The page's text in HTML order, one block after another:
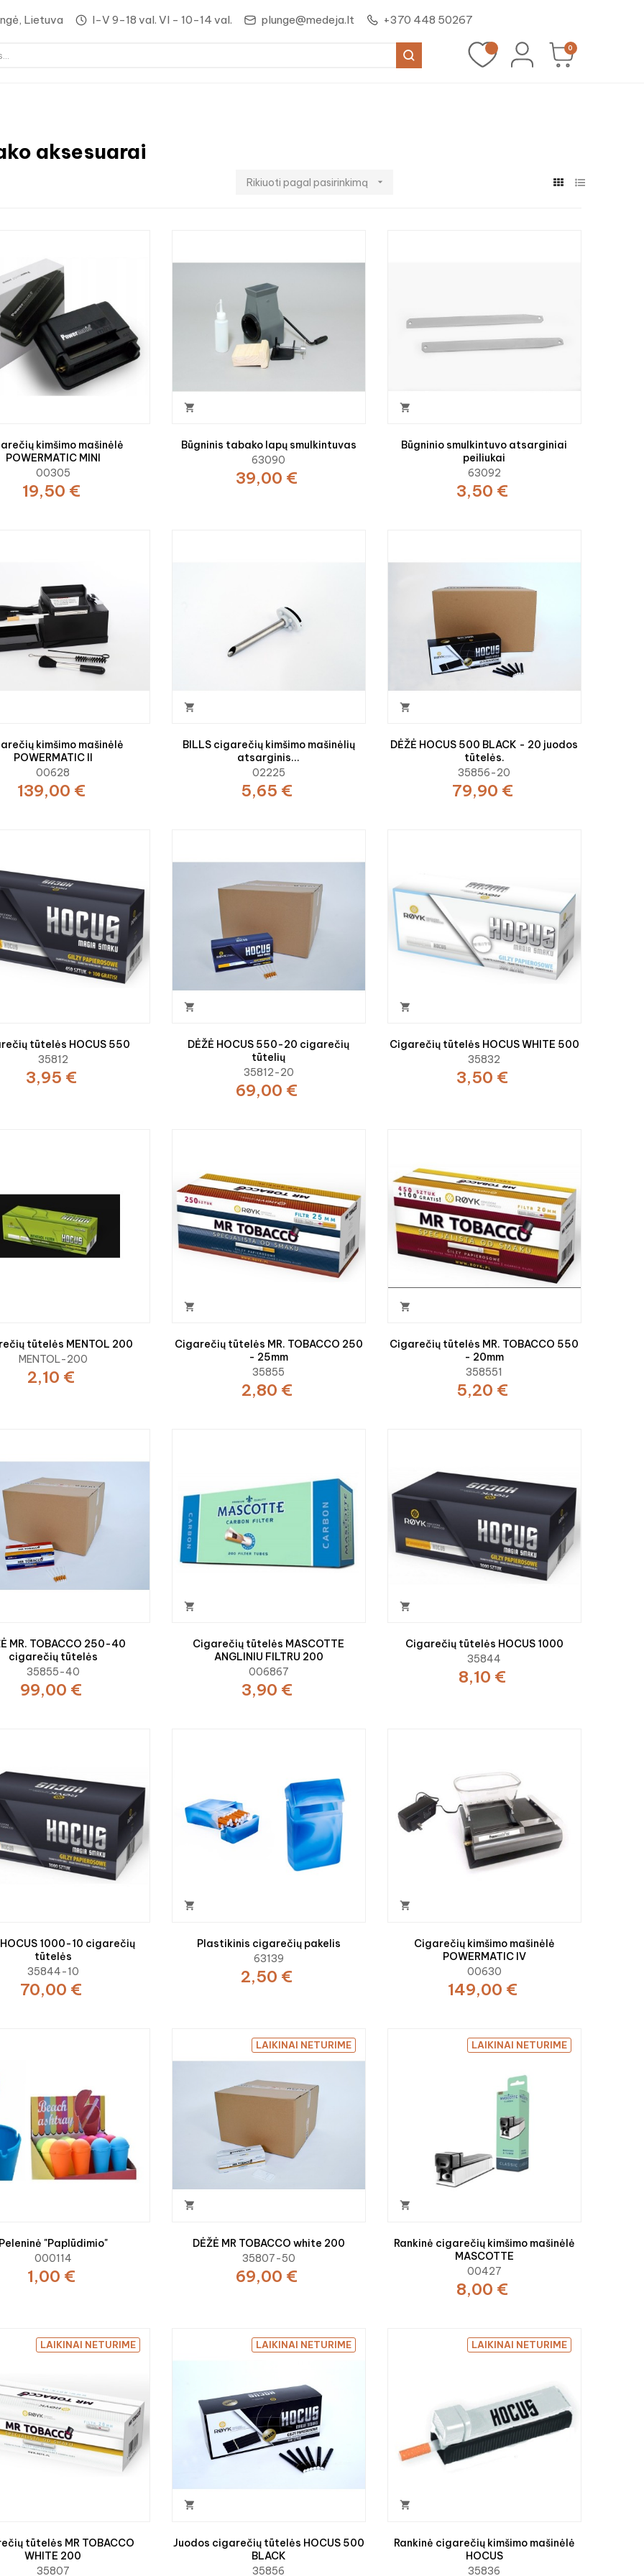
Lietuva I-V 9-18 val. VI - 10-14 val. plunge@medeja.lt +370 448 50267
0
aksesuarai
Rikiuoti pagal pasirinkimą 
kimšimo mašinėlė
POWERMATIC MINI
00305
19,50 €

Būgninis tabako lapų smulkintuvas
63090
39,00 €

Būgninio smulkintuvo atsarginiai
peiliukai
63092
3,50 €
kimšimo mašinėlė
POWERMATIC II
00628
139,00 €

BILLS cigarečių kimšimo mašinėlių
atsarginis...
02225
5,65 €

DĖŽĖ HOCUS 500 BLACK - 20 juodos
tūtelės.
35856-20
79,90 €
tūtelės HOCUS 550
35812
3,95 €

DĖŽĖ HOCUS 550-20 cigarečių
tūtelių
35812-20
69,00 €

Cigarečių tūtelės HOCUS WHITE 500
35832
3,50 €
tūtelės MENTOL 200
MENTOL-200
2,10 €

Cigarečių tūtelės MR. TOBACCO 250
- 25mm
35855
2,80 €

Cigarečių tūtelės MR. TOBACCO 550
- 20mm
358551
5,20 €
MR. TOBACCO 250-40
cigarečių tūtelės
35855-40
99,00 €

Cigarečių tūtelės MASCOTTE
ANGLINIU FILTRU 200
006867
3,90 €

Cigarečių tūtelės HOCUS 1000
35844
8,10 €
HOCUS 1000-10 cigarečių
tūtelės
35844-10
70,00 €

Plastikinis cigarečių pakelis
63139
2,50 €

Cigarečių kimšimo mašinėlė
POWERMATIC IV
00630
149,00 €
Peleninė "Paplūdimio"
000114
1,00 €

LAIKINAI NETURIME
DĖŽĖ MR TOBACCO white 200
35807-50
69,00 €

LAIKINAI NETURIME
Rankinė cigarečių kimšimo mašinėlė
MASCOTTE
00427
8,00 €
LAIKINAI NETURIME
tūtelės MR TOBACCO
WHITE 200
35807

LAIKINAI NETURIME
Juodos cigarečių tūtelės HOCUS 500
BLACK
35856

LAIKINAI NETURIME
Rankinė cigarečių kimšimo mašinėlė
HOCUS
35836